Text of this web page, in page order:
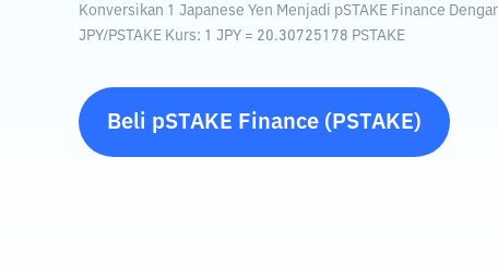
Konversikan 1 Japanese Yen Menjadi pSTAKE Finance
JPY/PSTAKE Kurs: 1 JPY = 20.30725178 PSTAKE
Beli pSTAKE Finance ( PSTAKE)